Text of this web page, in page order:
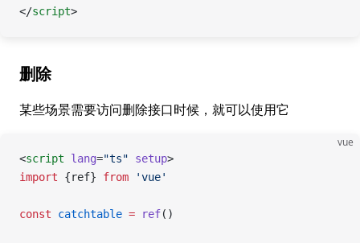
</script>
删除
某些场景需要访问删除接口时候，就可以使用它
vue
<script lang="ts" setup>
import {ref} from 'vue'
const catchtable = ref()